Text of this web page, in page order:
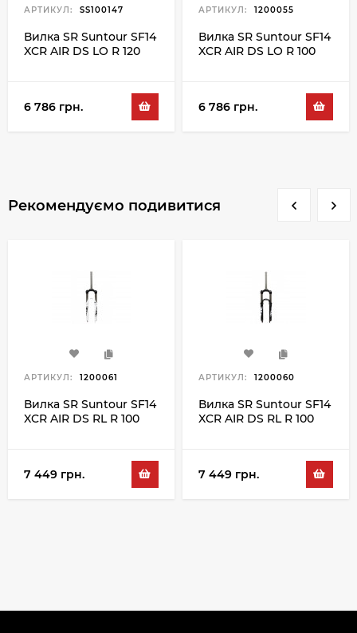
АРТИКУЛ: SS100147
Вилка SR Suntour SF14
XCR AIR DS LO R 120
6 786 грн.
АРТИКУЛ: 1200055
Вилка SR Suntour SF14
XCR AIR DS LO R 100
6 786 грн.
Рекомендуємо подивитися
АРТИКУЛ: 1200061
Вилка SR Suntour SF14
XCR AIR DS RL R 100
7 449 грн.
АРТИКУЛ: 1200060
Вилка SR Suntour SF14
XCR AIR DS RL R 100
7 449 грн.